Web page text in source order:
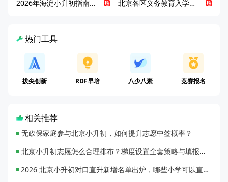
2026年海淀小升初指南，一文了解招生政策要点
北京各区义务教育入学咨询电话汇总，25年小升初家长提前收藏
热门工具
拔尖创新 RDF早培 八少八素 竞赛报名
相关推荐
无政保家庭参与北京小升初，如何提升志愿中签概率？
北京小升初志愿怎么合理排布？梯度设置全套策略与填报避坑指南
2026 北京小升初对口直升新增名单出炉，哪些小学可以直升优质初中？